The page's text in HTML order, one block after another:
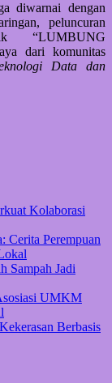
diwarnai dengan
peluncuran
“LUMBUNG
dari komunitas
Data dan
Kolaborasi
Cerita Perempuan
Sampah Jadi
UMKM
Berbasis